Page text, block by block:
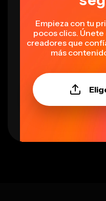
pocos clics.
creadores que
más